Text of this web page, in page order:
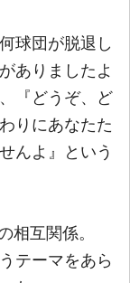
球団が脱退し
ありましたよ
『どうぞ、ど
りにあなたた
んよ』という
相互関係。
テーマをあら